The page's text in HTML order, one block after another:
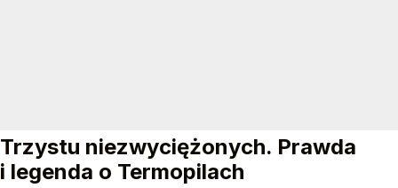
Trzystu niezwyciężonych. Prawda
i legenda o Termopilach